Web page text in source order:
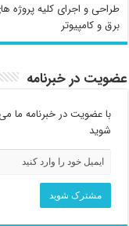
طراحی و اجرای کلیه پروژه
برق و کامپیوتر
عضویت در خبرنامه
با عضویت در خبرنامه ما
شوید